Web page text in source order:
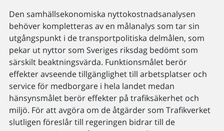
Den samhällsekonomiska nyttokostnadsanalysen
behöver kompletteras av en målanalys som tar sin
utgångspunkt i de transportpolitiska delmålen, som
pekar ut nyttor som Sveriges riksdag bedömt som
särskilt beaktningsvärda. Funktionsmålet berör
effekter avseende tillgänglighet till arbetsplatser och
service för medborgare i hela landet medan
hänsynsmålet berör effekter på trafiksäkerhet och
miljö. För att avgöra om de åtgärder som Trafikverket
slutligen föreslår till regeringen bidrar till de